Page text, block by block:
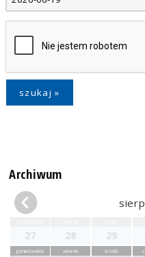
Archiwum
27 28 29
poniedziałek wtorek środa